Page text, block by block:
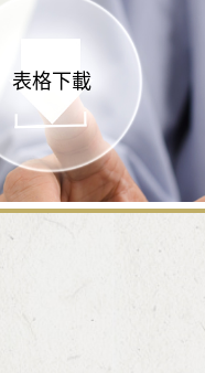
表格下載